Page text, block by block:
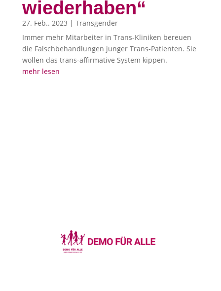
wiederhaben“
27. Feb.. 2023 | Transgender
Immer mehr Mitarbeiter in Trans-Kliniken bereuen
die Falschbehandlungen junger Trans-Patienten. Sie
wollen das trans-affirmative System kippen.
mehr lesen